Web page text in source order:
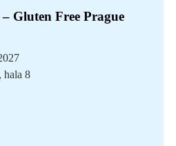
Gluten Free Prague
hala 8